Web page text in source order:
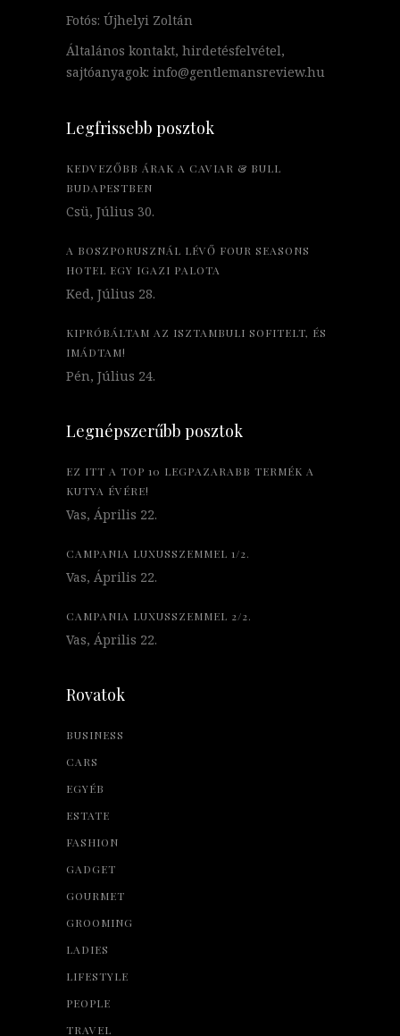
Fotós: Újhelyi Zoltán
Általános kontakt, hirdetésfelvétel,
sajtóanyagok: info@gentlemansreview.hu
Legfrissebb posztok
KEDVEZŐBB ÁRAK A CAVIAR & BULL
BUDAPESTBEN
Csü, Július 30.
A BOSZPORUSZNÁL LÉVŐ FOUR SEASONS
HOTEL EGY IGAZI PALOTA
Ked, Július 28.
KIPRÓBÁLTAM AZ ISZTAMBULI SOFITELT, ÉS
IMÁDTAM!
Pén, Július 24.
Legnépszerűbb posztok
EZ ITT A TOP 10 LEGPAZARABB TERMÉK A
KUTYA ÉVÉRE!
Vas, Április 22.
CAMPANIA LUXUSSZEMMEL 1/2.
Vas, Április 22.
CAMPANIA LUXUSSZEMMEL 2/2.
Vas, Április 22.
Rovatok
BUSINESS
CARS
EGYÉB
ESTATE
FASHION
GADGET
GOURMET
GROOMING
LADIES
LIFESTYLE
PEOPLE
TRAVEL